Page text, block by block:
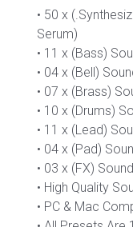
• 50 x
Serum)
• 11 x (Bass)
• 04 x (Bell)
• 07 x (Brass)
• 10 x (Drums)
• 11 x (Lead)
• 04 x (Pad)
• 03 x (FX)
• High Quality
• PC & Mac